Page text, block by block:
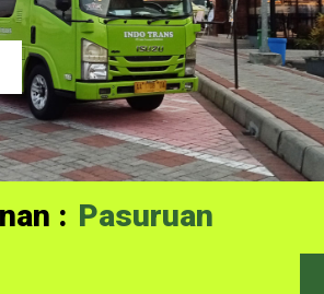
: Probolinggo